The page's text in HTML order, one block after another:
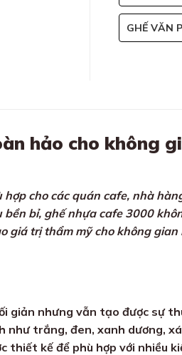
GHẾ VĂN
hảo cho không
cho các quán cafe, nhà
bỉ, ghế nhựa cafe 3000
giá trị thẩm mỹ cho không
giản nhưng vẫn tạo được sự
như trắng, đen, xanh dương,
thiết kế để phù hợp với nhiều